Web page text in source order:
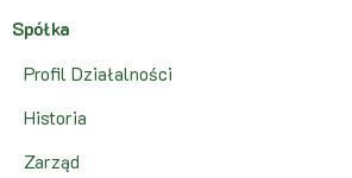
Spółka
Profil Działalności
Historia
Zarząd